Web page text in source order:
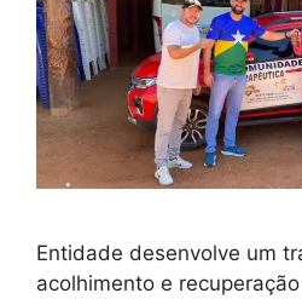
Entidade desenvolve um
acolhimento e